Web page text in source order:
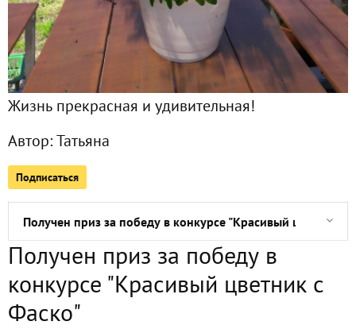
Жизнь прекрасная и удивительная!
Автор:Татьяна
Подписаться
Ножницы-кусторез садовые аккумуляторные
Приз за отзыв об интернет-магазине "Семена Гранд"
Лилия 'Марлен'. Загадочная фасциация
Горелово, Неелово, Неурожайка тоже, или Неурожай
Как я реализовала подарочный сертификат от Seedspost
Получен приз за победу в конкурсе "Красивый цветник с
Корни. Бабушка Таня
Корни. Мама
Получен приз за победу в
конкурсе "Красивый цветник с
Фаско"